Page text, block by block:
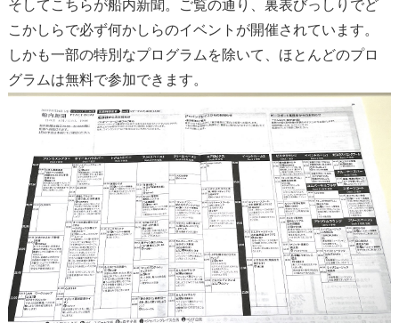
そしてこちらが船内新聞。ご覧の通り、裏表びっしりでど
こかしらで必ず何かしらのイベントが開催されています。
しかも一部の特別なプログラムを除いて、ほとんどのプロ
グラムは無料で参加できます。